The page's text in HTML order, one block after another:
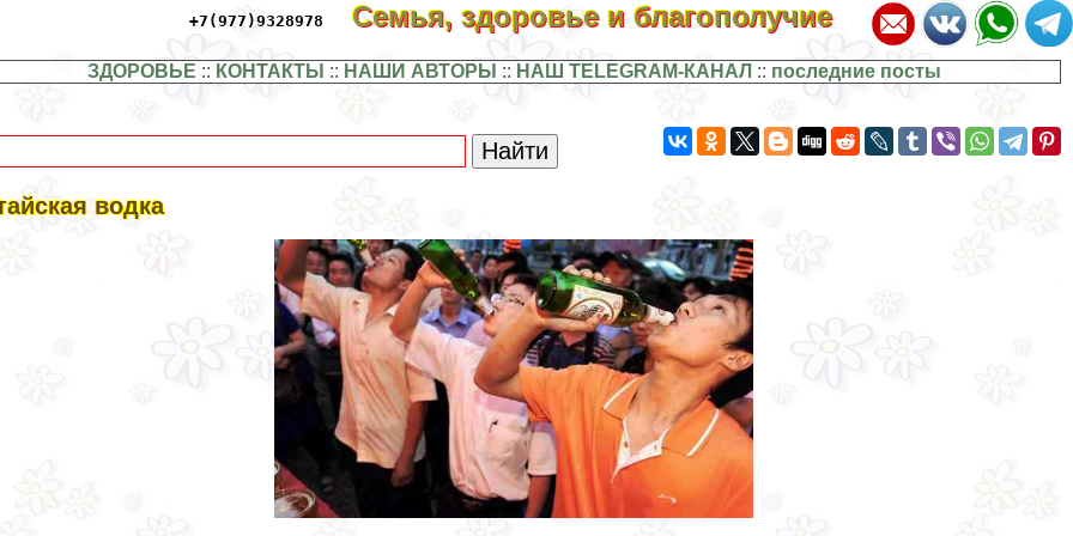
+7(977)9328978 Семья, здоровье и благополучие
ЗДОРОВЬЕ :: КОНТАКТЫ :: НАШИ АВТОРЫ :: НАШ TELEGRAM-КАНАЛ :: последние посты
водка